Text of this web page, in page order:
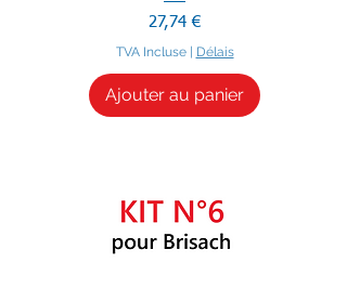
Prix
27,74 €
TVA Incluse| Délais
Ajouter au panier